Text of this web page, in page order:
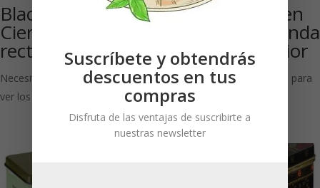
Black Jap 500 g:
Cierre con visagra
rectangular.
Necesitas estar registrado para
ver los precios
Oriental Garden
Dome: Caja ronda
con tapa interior
Necesitas estar registrado para
ver los precios
Suscríbete y obtendrás
descuentos en tus
compras
Disfruta de las ventajas de suscribirte a
nuestras newsletter